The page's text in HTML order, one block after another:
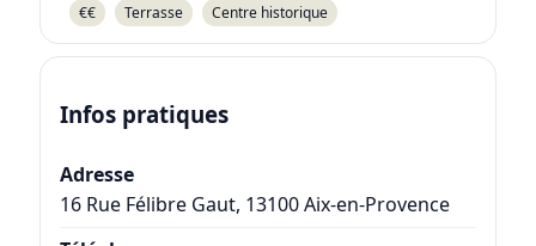
€€ Terrasse Centre historique
Infos pratiques
Adresse
16 Rue Félibre Gaut, 13100Aix-en-Provence